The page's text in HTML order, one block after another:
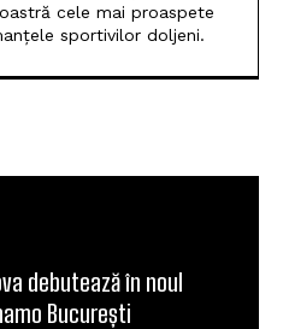
cele mai proaspete
sportivilor doljeni.
debutează în noul
București